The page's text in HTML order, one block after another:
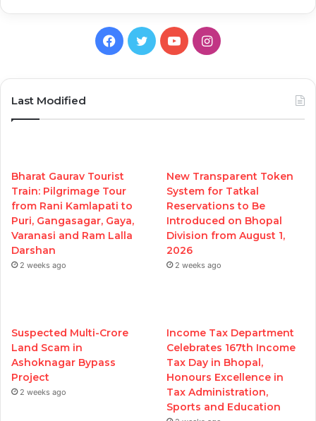
Facebook
TwitterYouTubeInstagram
Last Modified
Bharat Gaurav Tourist
Train: Pilgrimage Tour
from Rani Kamlapati to
Puri, Gangasagar, Gaya,
Varanasi and Ram Lalla
Darshan
2 weeks ago
New Transparent Token
System for Tatkal
Reservations to Be
Introduced on Bhopal
Division from August 1,
2026
2 weeks ago
Suspected Multi-Crore
Land Scam in
Ashoknagar Bypass
Project
2 weeks ago
Income Tax Department
Celebrates 167th Income
Tax Day in Bhopal,
Honours Excellence in
Tax Administration,
Sports and Education